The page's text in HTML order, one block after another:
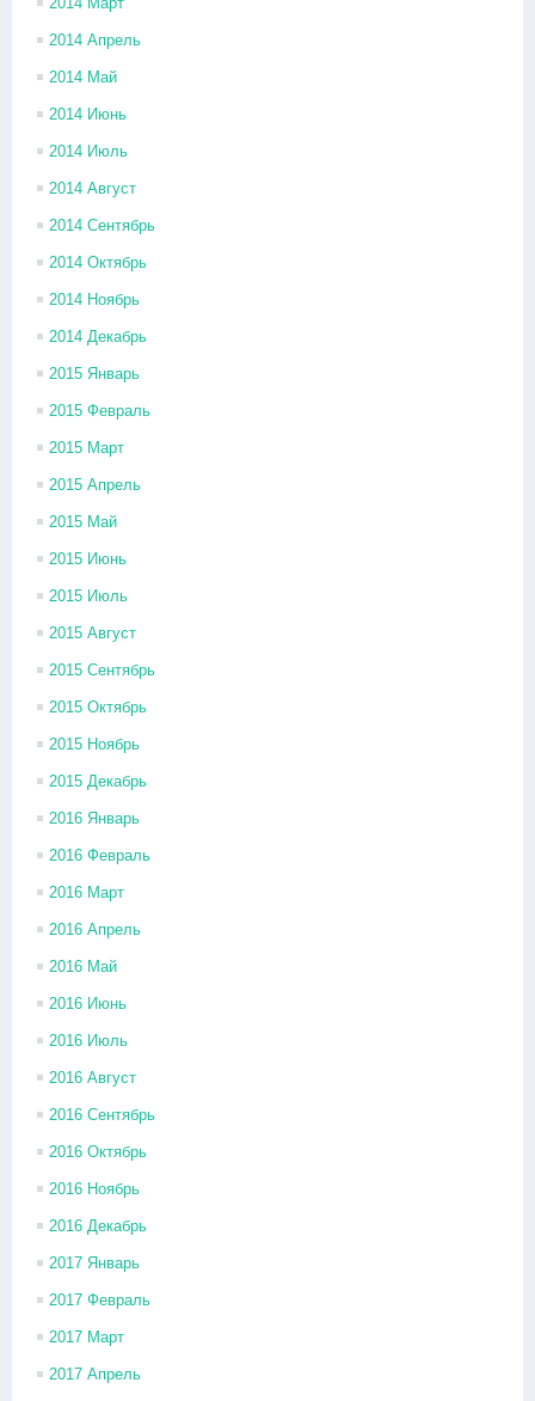
2014 Апрель
2014 Май
2014 Июнь
2014 Июль
2014 Август
2014 Сентябрь
2014 Октябрь
2014 Ноябрь
2014 Декабрь
2015 Январь
2015 Февраль
2015 Март
2015 Апрель
2015 Май
2015 Июнь
2015 Июль
2015 Август
2015 Сентябрь
2015 Октябрь
2015 Ноябрь
2015 Декабрь
2016 Январь
2016 Февраль
2016 Март
2016 Апрель
2016 Май
2016 Июнь
2016 Июль
2016 Август
2016 Сентябрь
2016 Октябрь
2016 Ноябрь
2016 Декабрь
2017 Январь
2017 Февраль
2017 Март
2017 Апрель